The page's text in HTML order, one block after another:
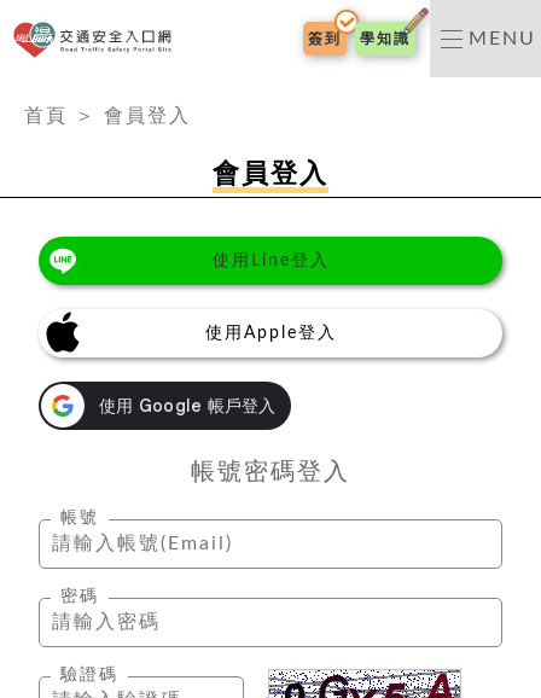
交通安全入口網
簽到 學知識 MENU
首頁
＞ 會員登入
會員登入
使用Line登入
使用Apple登入
帳號密碼登入
帳號
密碼
驗證碼